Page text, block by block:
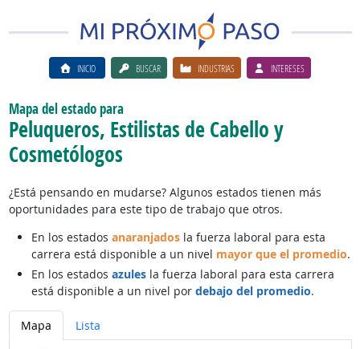
INICIO BUSCAR INDUSTRIAS INTERESES
Mapa del estado para
Peluqueros, Estilistas de Cabello y
Cosmetólogos
¿Está pensando en mudarse? Algunos estados tienen más
oportunidades para este tipo de trabajo que otros.
En los estados anaranjadosla fuerza laboral para esta
carrera está disponible a un nivel mayor que el promedio.
En los estados azulesla fuerza laboral para esta carrera
está disponible a un nivel por debajo del promedio.
Mapa Lista